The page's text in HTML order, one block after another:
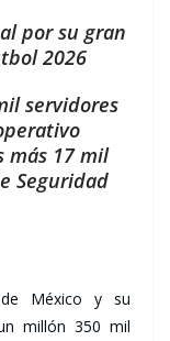
por su gran
2026
servidores
17 mil
Seguridad
México y su
millón 350 mil